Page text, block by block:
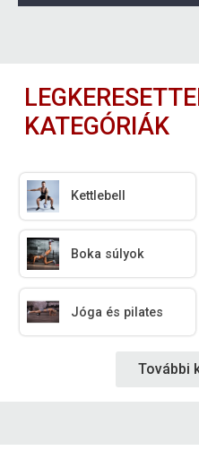
KATEGÓRIÁK
Kettlebell
Boka súlyok
Jóga és pilates
További